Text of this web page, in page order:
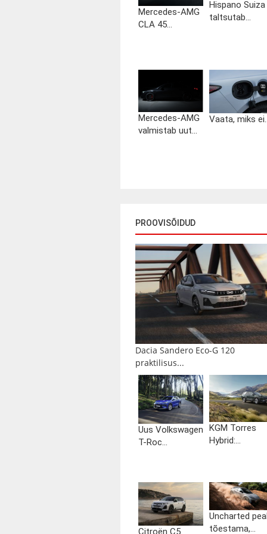
Mercedes-AMG
CLA 45...
Hispano Suiza
taltsutab...
Mercedes-AMG
valmistab uut...
Vaata, miks
PROOVISÕIDUD
Dacia Sandero Eco-G 120
praktilisus...
Uus Volkswagen
T-Roc...
KGM Torres
Hybrid:...
Citroën C5
Uncharted
tõestama,...